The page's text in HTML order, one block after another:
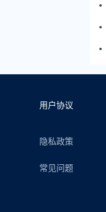
用户协议
隐私政策
常见问题